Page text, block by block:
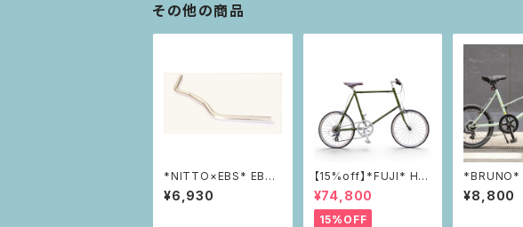
その他の商品
*NITTO×EBS* EBS-
20ハンドルバー(シルバ
ー)
¥6,930
【15%off】*FUJI* HE
LION
¥74,800
15%OFF
ire Basket
Kit
¥8,800